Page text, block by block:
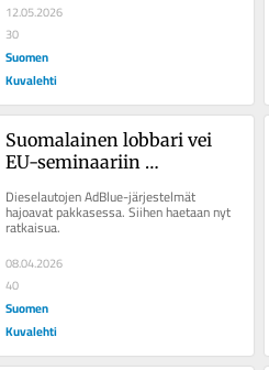
12.05.2026
30
Suomen
Kuvalehti
Suomalainen lobbari vei
EU-seminaariin
dieselautoissa käytettävä
virtsa todellakin jäätyy
Dieselautojen AdBlue-järjestelmät
hajoavat pakkasessa. Siihen haetaan nyt
ratkaisua.
08.04.2026
40
Suomen
Kuvalehti